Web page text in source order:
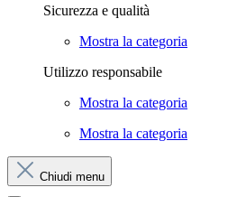
Sicurezza e qualità
Mostra la categoria
Utilizzo responsabile
Mostra la categoria
Mostra la categoria
Chiudi menu